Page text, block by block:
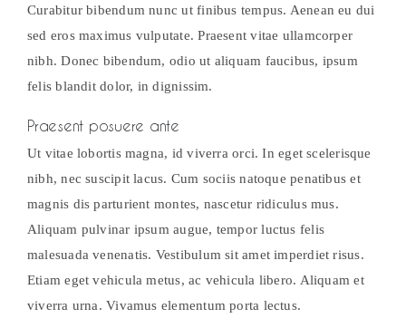
Curabitur bibendum nunc ut finibus tempus. Aenean eu dui
sed eros maximus vulputate. Praesent vitae ullamcorper
nibh. Donec bibendum, odio ut aliquam faucibus, ipsum
felis blandit dolor, in dignissim.
Praesent posuere ante
Ut vitae lobortis magna, id viverra orci. In eget scelerisque
nibh, nec suscipit lacus. Cum sociis natoque penatibus et
magnis dis parturient montes, nascetur ridiculus mus.
Aliquam pulvinar ipsum augue, tempor luctus felis
malesuada venenatis. Vestibulum sit amet imperdiet risus.
Etiam eget vehicula metus, ac vehicula libero. Aliquam et
viverra urna. Vivamus elementum porta lectus.